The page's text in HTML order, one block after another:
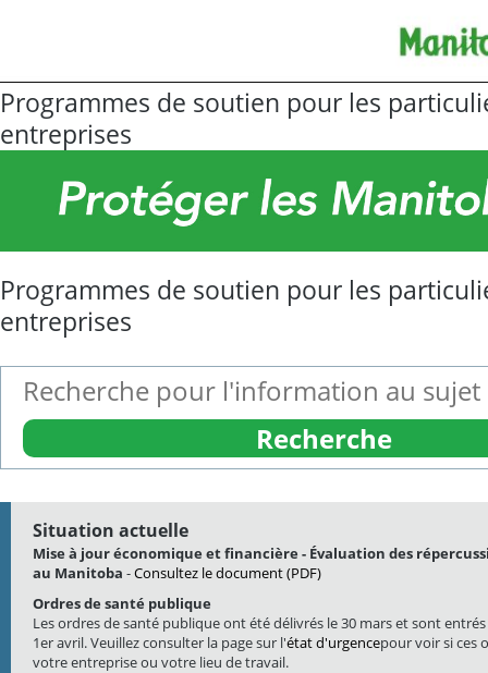
Programmes de soutien pour les
entreprises
Programmes de soutien pour les
entreprises
Situation actuelle
Mise à jour économique et financière - Évaluation des
au Manitoba -Consultez le document (PDF)
Ordres de santé publique
Les ordres de santé publique ont été délivrés le 30 mars et sont
1er avril. Veuillez consulter la page sur l'état d'urgencepour voir si ces
votre entreprise ou votre lieu de travail.